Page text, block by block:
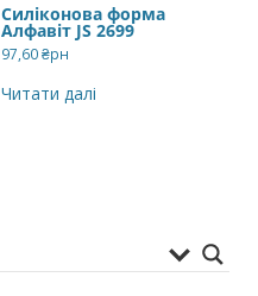
Силіконова форма
Алфавіт JS 2699
97,60₴рн
Читати далі